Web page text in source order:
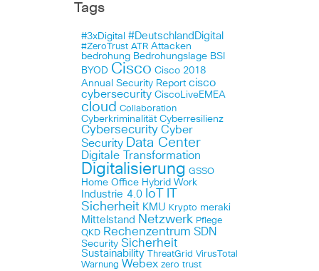
Tags
#3xDigital #DeutschlandDigital
#ZeroTrust ATR Attacken
bedrohung Bedrohungslage BSI
BYOD Cisco Cisco 2018
Annual Security Report cisco
cybersecurity CiscoLiveEMEA
cloud Collaboration
Cyberkriminalität Cyberresilienz
Cybersecurity Cyber
Security Data Center
Digitale Transformation
Digitalisierung GSSO
Home Office Hybrid Work
Industrie 4.0 IoT
Sicherheit KMU Krypto meraki
Mittelstand Netzwerk Pflege
QKD Rechenzentrum SDN
Security Sicherheit
Sustainability ThreatGrid VirusTotal
Warnung Webex zero trust